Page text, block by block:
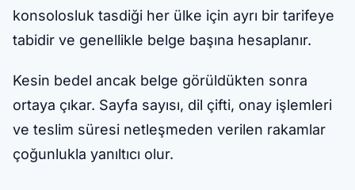
konsolosluk tasdiği her ülke için ayrı bir tarifeye
tabidir ve genellikle belge başına hesaplanır.
Kesin bedel ancak belge görüldükten sonra
ortaya çıkar. Sayfa sayısı, dil çifti, onay işlemleri
ve teslim süresi netleşmeden verilen rakamlar
çoğunlukla yanıltıcı olur.